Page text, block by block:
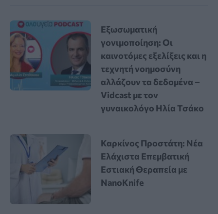
Εξωσωματική
γονιμοποίηση: Οι
καινοτόμες εξελίξεις και η
τεχνητή νοημοσύνη
αλλάζουν τα δεδομένα –
Vidcast με τον
γυναικολόγο Ηλία Τσάκο
Καρκίνος Προστάτη: Νέα
Ελάχιστα Επεμβατική
Εστιακή Θεραπεία με
NanoKnife